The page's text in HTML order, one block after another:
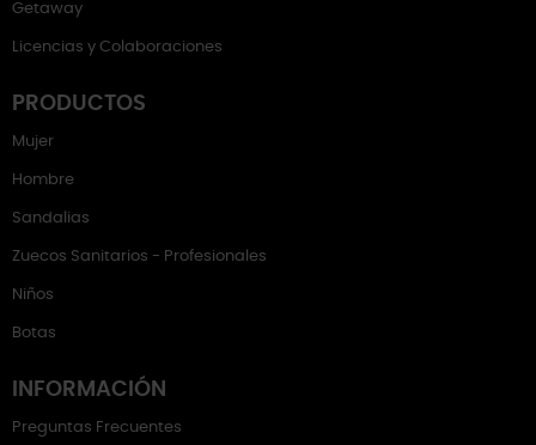
Getaway
Licencias y Colaboraciones
PRODUCTOS
Mujer
Hombre
Sandalias
Zuecos Sanitarios - Profesionales
Niños
Botas
INFORMACIÓN
Preguntas Frecuentes